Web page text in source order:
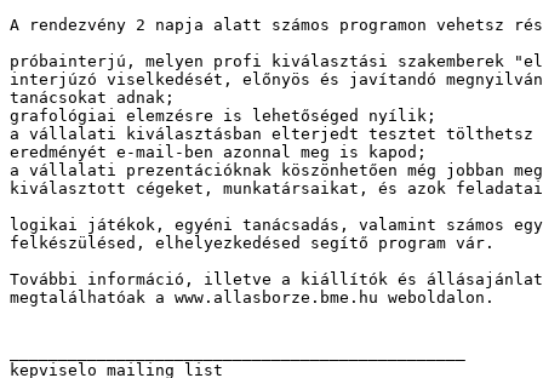
A rendezvény 2 napja alatt számos programon vehetsz
próbainterjú, melyen profi kiválasztási szakemberek
interjúzó viselkedését, előnyös és javítandó
tanácsokat adnak;
grafológiai elemzésre is lehetőséged nyílik;
a vállalati kiválasztásban elterjedt tesztet tölthetsz
eredményét e-mail-ben azonnal meg is kapod;
a vállalati prezentációknak köszönhetően még jobban
kiválasztott cégeket, munkatársaikat, és azok
logikai játékok, egyéni tanácsadás, valamint számos
felkészülésed, elhelyezkedésed segítő program vár.
További információ, illetve a kiállítók és
megtalálhatóak a www.allasborze.bme.hu weboldalon.